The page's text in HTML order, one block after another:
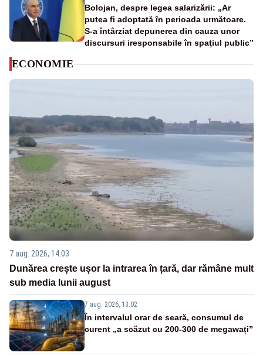
Bolojan, despre legea salarizării: „Ar
putea fi adoptată în perioada următoare.
S-a întârziat depunerea din cauza unor
discursuri iresponsabile în spaţiul public”
ECONOMIE
7 aug. 2026, 14:03
Dunărea crește ușor la intrarea în țară, dar rămâne mult
sub media lunii august
7 aug. 2026, 13:02
În intervalul orar de seară, consumul de
curent „a scăzut cu 200-300 de megawați”